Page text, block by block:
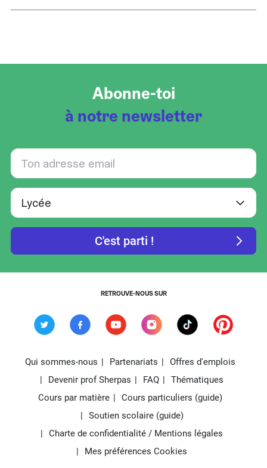
Abonne-toi
à notre newsletter
RETROUVE-NOUS SUR
Qui sommes-nous Partenariats
Offres d'emplois
Devenir prof Sherpas
FAQ
Thématiques
Cours par matière
Cours particuliers (guide)
Soutien scolaire (guide)
Charte de confidentialité / Mentions légales
Mes préférences Cookies